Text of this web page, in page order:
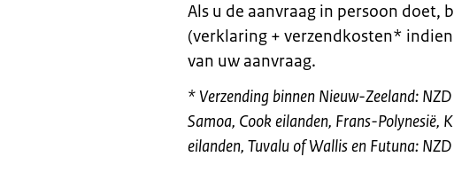
Als u de aanvraag in persoon doet,
(verklaring + verzendkosten*
van uw aanvraag.
* Verzending binnen Nieuw-Zeeland:
Samoa, Cook eilanden, Frans-Polynesië,
eilanden, Tuvalu of Wallis en Futuna: